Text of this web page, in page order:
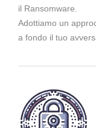
il Ransomware.
Adottiamo un
a fondo il tuo